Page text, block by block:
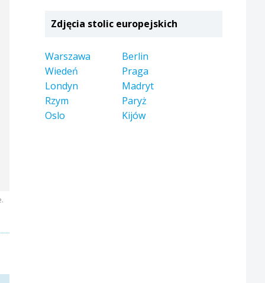
Zdjęcia stolic europejskich
Warszawa
Berlin
Wiedeń
Praga
Londyn
Madryt
Rzym
Paryż
Oslo
Kijów